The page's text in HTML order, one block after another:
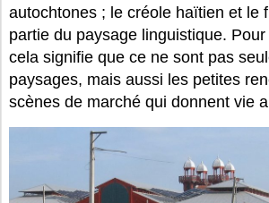
autochtones ; le créole haïtien et le
partie du paysage linguistique.
cela signifie que ce ne sont pas
paysages, mais aussi les petites
scènes de marché qui donnent vie